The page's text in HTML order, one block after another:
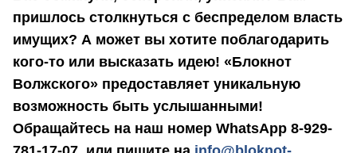
пришлось столкнуться с беспределом власть
имущих? А может вы хотите поблагодарить
кого-то или высказать идею! «Блокнот
Волжского» предоставляет уникальную
возможность быть услышанными!
Обращайтесь на наш номер WhatsApp 8-929-